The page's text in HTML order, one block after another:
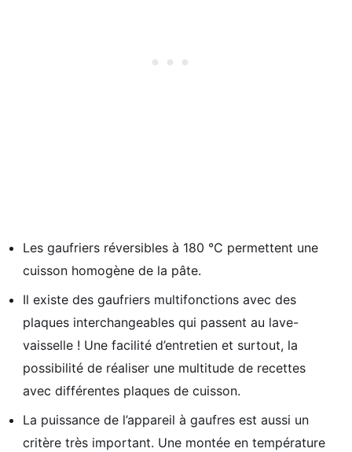
Les gaufriers réversibles à 180 °C permettent une
cuisson homogène de la pâte.
Il existe des gaufriers multifonctions avec des
plaques interchangeables qui passent au lave-
vaisselle ! Une facilité d’entretien et surtout, la
possibilité de réaliser une multitude de recettes
avec différentes plaques de cuisson.
La puissance de l’appareil à gaufres est aussi un
critère très important. Une montée en température